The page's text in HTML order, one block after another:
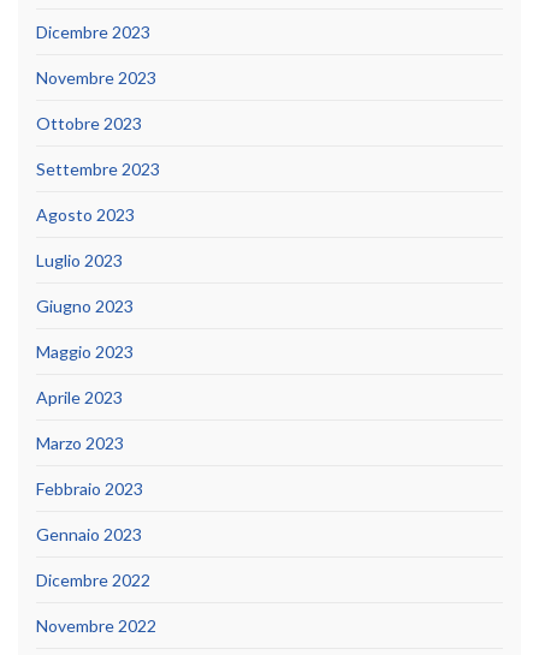
Dicembre 2023
Novembre 2023
Ottobre 2023
Settembre 2023
Agosto 2023
Luglio 2023
Giugno 2023
Maggio 2023
Aprile 2023
Marzo 2023
Febbraio 2023
Gennaio 2023
Dicembre 2022
Novembre 2022